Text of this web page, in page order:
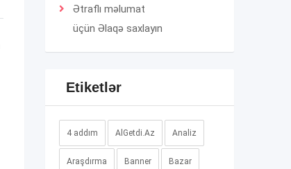
Ətraflı məlumat
üçün Əlaqə saxlayın
Etiketlər
4 addım AlGetdi.Az Analiz
Araşdırma Banner Bazar